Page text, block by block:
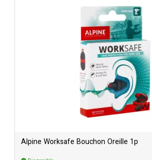
Alpine Worksafe Bouchon Oreille 1p